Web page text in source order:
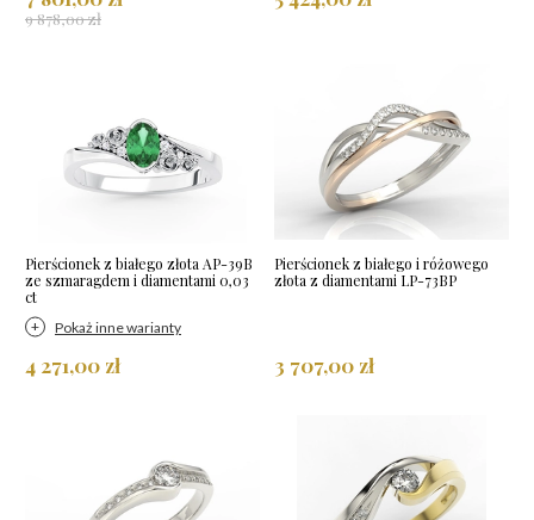
9 878,00 zł
Pierścionek z białego złota AP-39B
ze szmaragdem i diamentami 0,03
ct
Pokaż inne warianty
4 271,00 zł
Pierścionek z białego i różowego
złota z diamentami LP-73BP
3 707,00 zł